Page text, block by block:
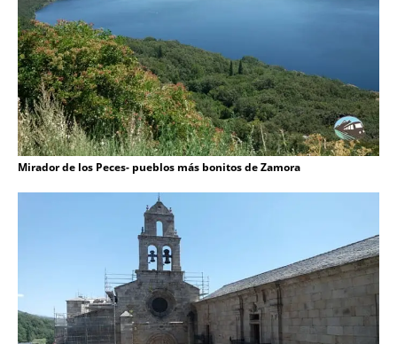
Mirador de los Peces- pueblos más bonitos de Zamora